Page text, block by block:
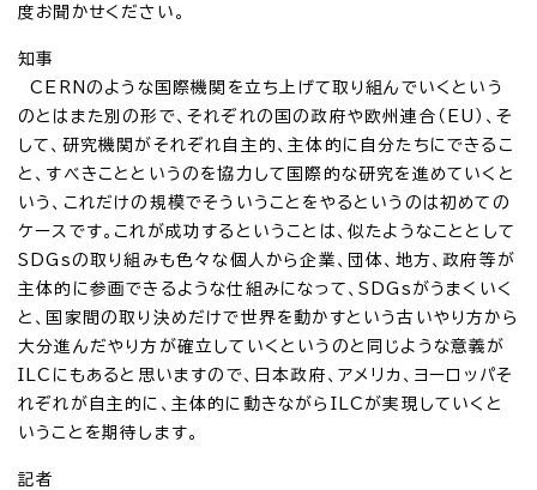
度お聞かせください。
知事
CERNのような国際機関を立ち上げて取り組んでいくという
のとはまた別の形で、それぞれの国の政府や欧州連合（EU）、そ
して、研究機関がそれぞれ自主的、主体的に自分たちにできるこ
と、すべきことというのを協力して国際的な研究を進めていくと
いう、これだけの規模でそういうことをやるというのは初めての
ケースです。これが成功するということは、似たようなこととして
SDGsの取り組みも色々な個人から企業、団体、地方、政府等が
主体的に参画できるような仕組みになって、SDGsがうまくいく
と、国家間の取り決めだけで世界を動かすという古いやり方から
大分進んだやり方が確立していくというのと同じような意義が
ILCにもあると思いますので、日本政府、アメリカ、ヨーロッパそ
れぞれが自主的に、主体的に動きながらILCが実現していくと
いうことを期待します。
記者